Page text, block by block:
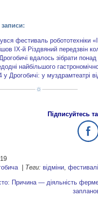
фестиваль робототехніки
ІХ-й Різдвяний передзвін
вдалось зібрати
найбільшого
Дрогобичі: у муздрамтеатрі
Підписуйтесь
| Теги: відміни ,фестивалі
Причина — діяльність